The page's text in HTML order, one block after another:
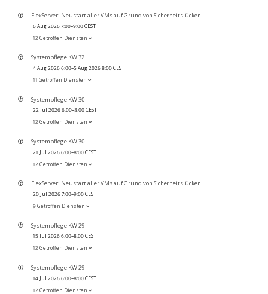
FlexServer: Neustart aller VMs auf Grund von Sicherheitslücken
6 Aug 2026 7:00–9:00 CEST
12 Getroffen Diensten
Systempflege KW 32
4 Aug 2026 6:00–5 Aug 2026 8:00 CEST
11 Getroffen Diensten
Systempflege KW 30
22 Jul 2026 6:00–8:00 CEST
12 Getroffen Diensten
Systempflege KW 30
21 Jul 2026 6:00–8:00 CEST
12 Getroffen Diensten
FlexServer: Neustart aller VMs auf Grund von Sicherheitslücken
20 Jul 2026 7:00–9:00 CEST
9 Getroffen Diensten
Systempflege KW 29
15 Jul 2026 6:00–8:00 CEST
12 Getroffen Diensten
Systempflege KW 29
14 Jul 2026 6:00–8:00 CEST
12 Getroffen Diensten